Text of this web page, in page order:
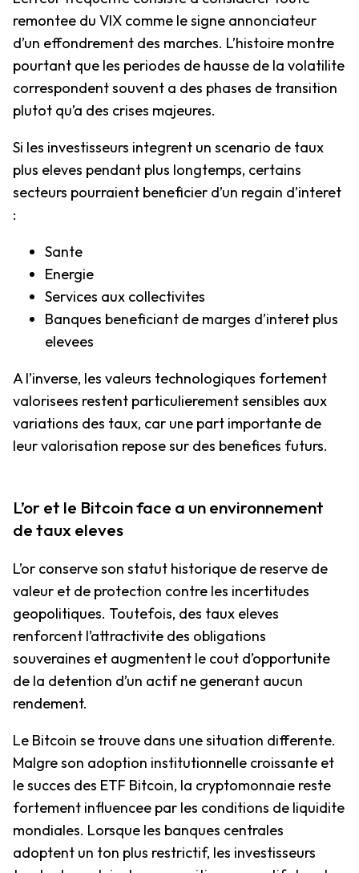
remontee du VIX comme le signe annonciateur
d’un effondrement des marches. L’histoire montre
pourtant que les periodes de hausse de la volatilite
correspondent souvent a des phases de transition
plutot qu’a des crises majeures.
Si les investisseurs integrent un scenario de taux
plus eleves pendant plus longtemps, certains
secteurs pourraient beneficier d’un regain d’interet
:
Sante
Energie
Services aux collectivites
Banques beneficiant de marges d’interet plus
elevees
A l’inverse, les valeurs technologiques fortement
valorisees restent particulierement sensibles aux
variations des taux, car une part importante de
leur valorisation repose sur des benefices futurs.
L’or et le Bitcoin face a un environnement
de taux eleves
L’or conserve son statut historique de reserve de
valeur et de protection contre les incertitudes
geopolitiques. Toutefois, des taux eleves
renforcent l’attractivite des obligations
souveraines et augmentent le cout d’opportunite
de la detention d’un actif ne generant aucun
rendement.
Le Bitcoin se trouve dans une situation differente.
Malgre son adoption institutionnelle croissante et
le succes des ETF Bitcoin, la cryptomonnaie reste
fortement influencee par les conditions de liquidite
mondiales. Lorsque les banques centrales
adoptent un ton plus restrictif, les investisseurs